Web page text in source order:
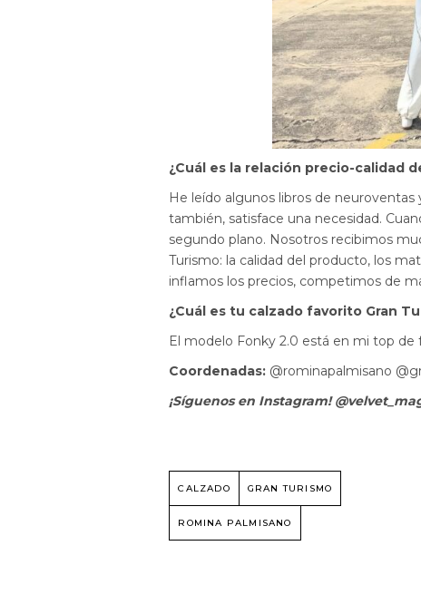
¿Cuál es la relación precio-calidad
He leído algunos libros de
también, satisface una necesidad.
segundo plano. Nosotros recibimos
Turismo: la calidad del producto, los
inflamos los precios, competimos de
¿Cuál es tu calzado favorito Gran
El modelo Fonky 2.0 está en mi top
Coordenadas: @rominapalmisano
¡Síguenos en Instagram!
CALZADO GRAN TURISMO
ROMINA PALMISANO